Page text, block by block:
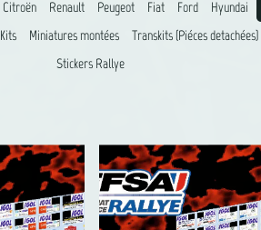
Citroën Renault Peugeot Fiat Ford Hyundai
Kits Miniatures montées Transkits (Piéces detachées)
Stickers Rallye